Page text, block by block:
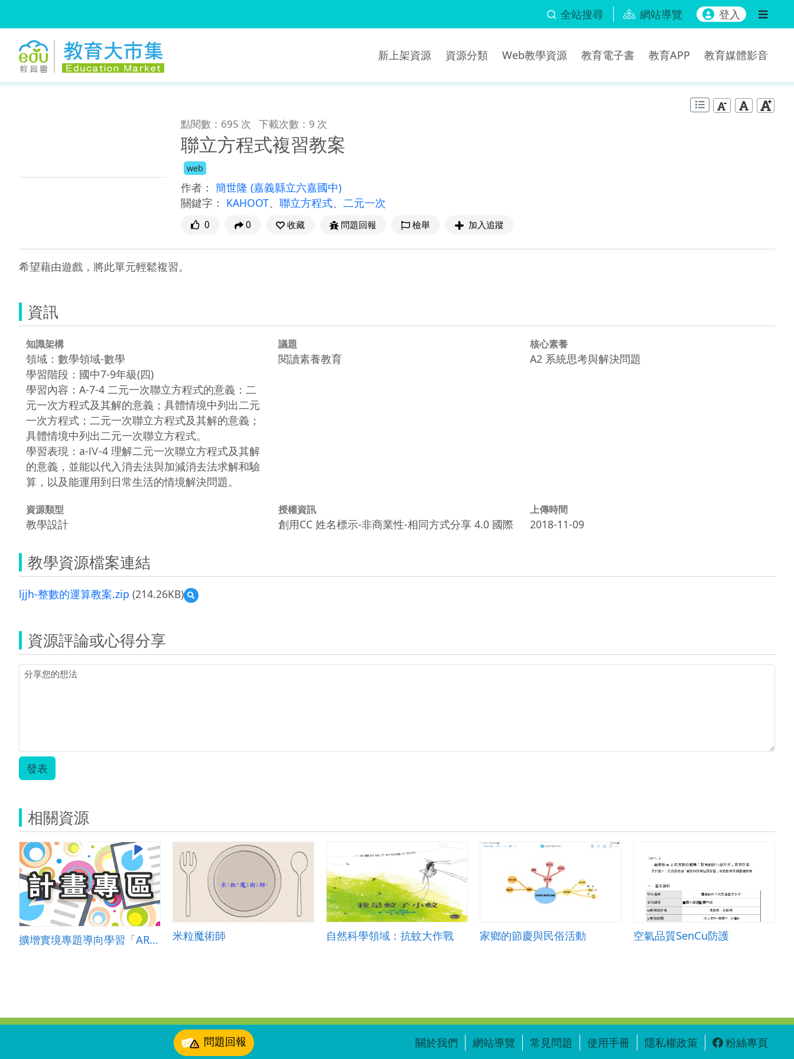
全站搜尋 網站導覽 登入
新上架資源 資源分類 Web教學資源 教育電子書 教育APP 教育媒體影音
點閱數：695 次 下載次數：9 次
聯立方程式複習教案
web
作者： 簡世隆 (嘉義縣立六嘉國中)
關鍵字： KAHOOT、 聯立方程式、 二元一次
0 0 收藏 問題回報 檢舉 加入追蹤
希望藉由遊戲，將此單元輕鬆複習。
資訊
知識架構
領域：數學領域-數學
學習階段：國中7-9年級(四)
學習內容：A-7-4 二元一次聯立方程式的意義：二
元一次方程式及其解的意義；具體情境中列出二元
一次方程式；二元一次聯立方程式及其解的意義；
具體情境中列出二元一次聯立方程式。
學習表現：a-Ⅳ-4 理解二元一次聯立方程式及其解
的意義，並能以代入消去法與加減消去法求解和驗
算，以及能運用到日常生活的情境解決問題。
議題
閱讀素養教育
核心素養
A2 系統思考與解決問題
資源類型
教學設計
授權資訊
創用CC 姓名標示-非商業性-相同方式分享 4.0 國際
上傳時間
2018-11-09
教學資源檔案連結
ljjh-整數的運算教案.zip (214.26KB)
預
覽
運
資源評論或心得分享
發表
相關資源
擴增實境專題導向學習「ARPBL」英語教學 米粒魔術師 自然科學領域：抗蚊大作戰 家鄉的節慶與民俗活動 空氣品質SenCu防護
問題回報 關於我們 網站導覽 常見問題 使用手冊 隱私權政策 粉絲專頁